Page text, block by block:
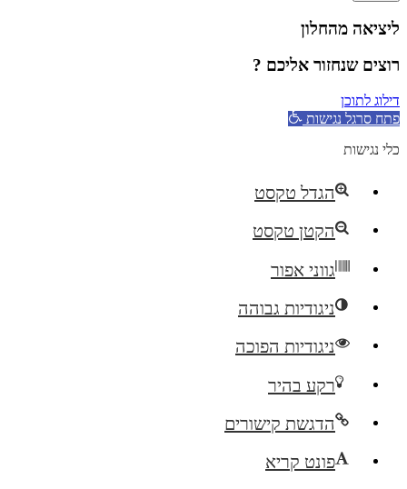
ליציאה מהחלון
רוצים שנחזור אליכם ?
דילוג לתוכן
פתח סרגל נגישות
כלי נגישות
הגדל טקסט
הקטן טקסט
גווני אפור
ניגודיות גבוהה
ניגודיות הפוכה
רקע בהיר
הדגשת קישורים
פונט קריא